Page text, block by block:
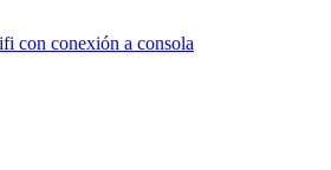
con conexión a consola